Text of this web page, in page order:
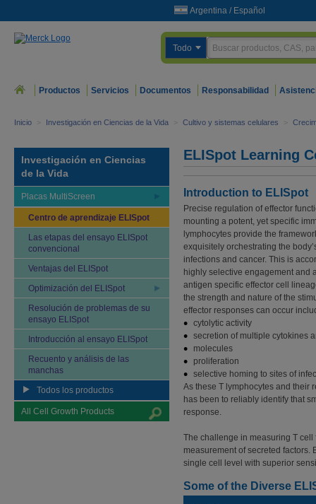
Argentina / Español
Todo
Productos Servicios Documentos Responsabilidad
Inicio > Investigación en Ciencias de la Vida > Cultivo y sistemas celulares >
Investigación en Ciencias
de la Vida
Placas MultiScreen
Centro de aprendizaje ELISpot
Las etapas del ensayo ELISpot
convencional
Ventajas del ELISpot
Optimización del ELISpot
Resolución de problemas de su
ensayo ELISpot
Introducción al ensayo ELISpot
Recuento y análisis de las
manchas
Todos los productos
All Cell Growth Products
ELISpot Learning
Introduction to ELISpot
Precise regulation of effector
mounting a potent, yet specific
lymphocytes provide the
exquisitely orchestrating the
infections and cancer. This is
highly selective engagement and
antigen specific effector cell
the strength and nature of the
effector responses can occur
cytolytic activity
secretion of multiple cytokines
molecules
proliferation
selective homing to sites of
As these T lymphocytes and their
has been to reliably identify that
response.
The challenge in measuring T
measurement of secreted factors.
single cell level with superior
Some of the Diverse